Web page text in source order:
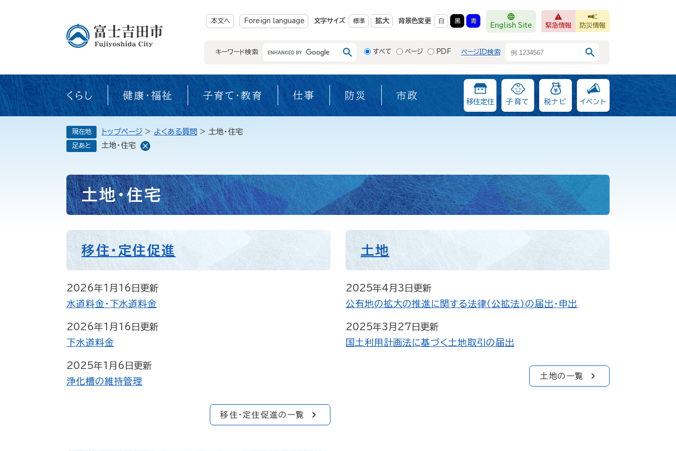
本文へ Foreign language 文字サイズ 標準 拡大 背景色変更 白 黒 青
English Site 緊急情報 防災情報
キーワード検索 すべて ページ PDF ページID検索
くらし 健康・福祉 子育て・教育 仕事 防災 市政
移住定住 子育て 税ナビ イベント
現在地 トップページ > よくある質問 > 土地・住宅
足あと 土地・住宅
本
文
土地・住宅
移住・定住促進
2026年1月16日更新
水道料金・下水道料金
2026年1月16日更新
下水道料金
2025年1月6日更新
浄化槽の維持管理
移住・定住促進の一覧
土地
2025年4月3日更新
公有地の拡大の推進に関する法律（公拡法）の届出・申出
2025年3月27日更新
国土利用計画法に基づく土地取引の届出
土地の一覧